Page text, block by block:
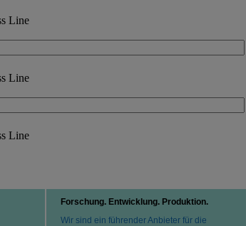
Forschung. Entwicklung. Produktion.
Wir sind ein führender Anbieter für die